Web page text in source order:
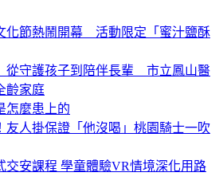
化節熱鬧開幕 活動限定「蜜汁鹽酥
守護孩子到陪伴長輩 市立鳳山醫
齡家庭
怎麼患上的
友人掛保證「他沒喝」桃園騎士一吹
交安課程 學童體驗VR情境深化用路